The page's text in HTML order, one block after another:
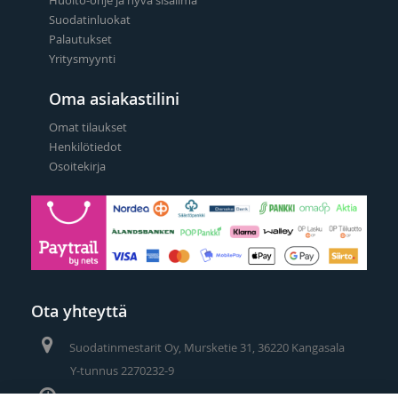
Suodatinluokat
Palautukset
Yritysmyynti
Oma asiakastilini
Omat tilaukset
Henkilötiedot
Osoitekirja
Ota yhteyttä
Suodatinmestarit Oy, Mursketie 31, 36220 Kangasala
Y-tunnus 2270232-9
Avoinna: ma-pe 8-16.30